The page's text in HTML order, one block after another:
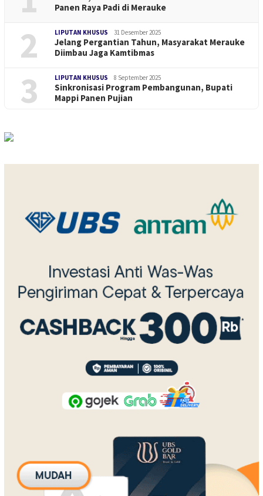
Panen Raya Padi di Merauke
2 LIPUTAN KHUSUS 31 Desember 2025
Jelang Pergantian Tahun, Masyarakat Merauke
Diimbau Jaga Kamtibmas
3 LIPUTAN KHUSUS 8 September 2025
Sinkronisasi Program Pembangunan, Bupati
Mappi Panen Pujian